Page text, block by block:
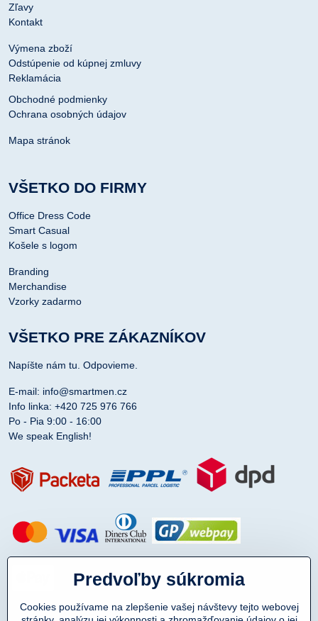
Zľavy
Kontakt
Výmena zboží
Odstúpenie od kúpnej zmluvy
Reklamácia
Obchodné podmienky
Ochrana osobných údajov
Mapa stránok
VŠETKO DO FIRMY
Office Dress Code
Smart Casual
Košele s logom
Branding
Merchandise
Vzorky zadarmo
VŠETKO PRE ZÁKAZNÍKOV
Napíšte nám tu. Odpovieme.
E-mail: info@smartmen.cz
Info linka: +420 725 976 766
Po - Pia 9:00 - 16:00
We speak English!
Predvoľby súkromia
Cookies používame na zlepšenie vašej návštevy tejto webovej